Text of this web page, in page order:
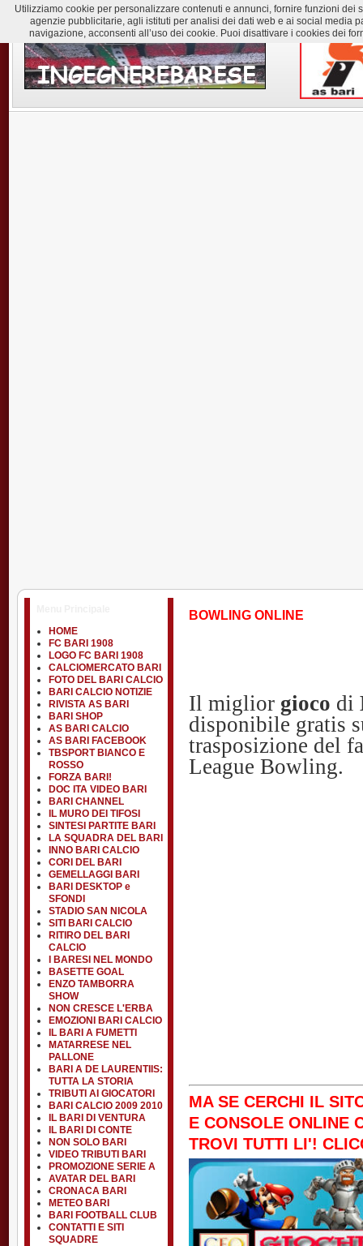
HOME
FC BARI 1908
LOGO FC BARI 1908
CALCIOMERCATO BARI
FOTO DEL BARI CALCIO
BARI CALCIO NOTIZIE
RIVISTA AS BARI
BARI SHOP
AS BARI CALCIO
AS BARI FACEBOOK
TBSPORT BIANCO E
ROSSO
FORZA BARI!
DOC ITA VIDEO BARI
BARI CHANNEL
IL MURO DEI TIFOSI
SINTESI PARTITE BARI
LA SQUADRA DEL BARI
INNO BARI CALCIO
CORI DEL BARI
GEMELLAGGI BARI
BARI DESKTOP e
SFONDI
STADIO SAN NICOLA
SITI BARI CALCIO
RITIRO DEL BARI
CALCIO
I BARESI NEL MONDO
BASETTE GOAL
ENZO TAMBORRA
SHOW
NON CRESCE L'ERBA
EMOZIONI BARI CALCIO
IL BARI A FUMETTI
MATARRESE NEL
PALLONE
BARI A DE LAURENTIIS:
TUTTA LA STORIA
TRIBUTI AI GIOCATORI
BARI CALCIO 2009 2010
IL BARI DI VENTURA
IL BARI DI CONTE
NON SOLO BARI
VIDEO TRIBUTI BARI
PROMOZIONE SERIE A
AVATAR DEL BARI
CRONACA BARI
METEO BARI
BARI FOOTBALL CLUB
CONTATTI E SITI
SQUADRE
BOWLING ONLINE
Il miglior gioco di
disponibile gratis
trasposizione del
League Bowling.
MA SE CERCHI IL
E CONSOLE ONLINE
TROVI TUTTI LI'!
Utilizziamo cookie per personalizzare contenuti e annunci, fornire funzioni
agenzie pubblicitarie, agli istituti per analisi dei dati web e ai social media
navigazione, acconsenti all’uso dei cookie. Puoi disattivare i cookies dei